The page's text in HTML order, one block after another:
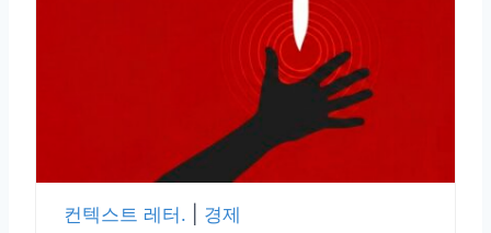
컨텍스트 레터. 경제